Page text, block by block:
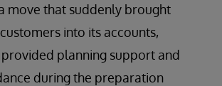
move that suddenly brought
into its accounts,
planning support and
during the preparation